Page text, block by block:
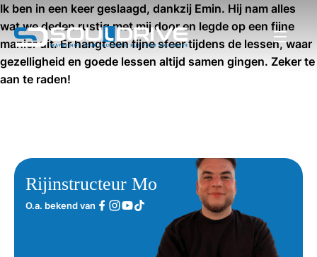
Ik ben in een keer geslaagd, dankzij Emin. Hij nam alles
wat we deden rustig met mij door en legde op een fijne
manier uit. Er hangt een fijne sfeer tijdens de lessen, waar
gezelligheid en goede lessen altijd samen gingen. Zeker te
aan te raden!
Rijinstructeur Mo
O.a. bekend van